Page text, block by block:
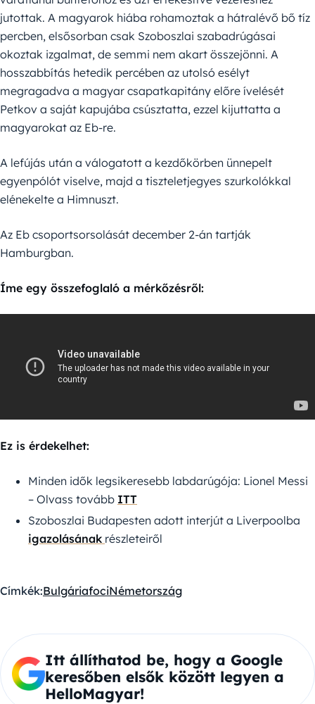
jutottak. A magyarok hiába rohamoztak a hátralévő bő tíz
percben, elsősorban csak Szoboszlai szabadrúgásai
okoztak izgalmat, de semmi nem akart összejönni. A
hosszabbítás hetedik percében az utolsó esélyt
megragadva a magyar csapatkapitány előre ívelését
Petkov a saját kapujába csúsztatta, ezzel kijuttatta a
magyarokat az Eb-re.
A lefújás után a válogatott a kezdőkörben ünnepelt
egyenpólót viselve, majd a tiszteletjegyes szurkolókkal
elénekelte a Himnuszt.
Az Eb csoportsorsolását december 2-án tartják
Hamburgban.
Íme egy összefoglaló a mérkőzésről:
Ez is érdekelhet:
Minden idők legsikeresebb labdarúgója: Lionel Messi
– Olvass tovább ITT
Szoboszlai Budapesten adott interjút a Liverpoolba
igazolásának részleteiről
Címkék:BulgáriafociNémetország
Itt állíthatod be, hogy a Google
keresőben elsők között legyen a
HelloMagyar!